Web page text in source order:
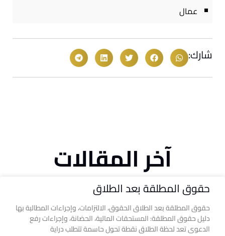
عمال
شارك:
آخر المقالات
حقوق المطلقة بعد الطلاق
حقوق المطلقة بعد الطلاق الحقوق، الالتزامات، وإجراءات المطالبة بها
دليل حقوق المطلقة: المستحقات المالية، الحضانة، وإجراءات رفع
الدعوى تعد لحظة الطلاق نقطة تحول حاسمة تتطلب دراية